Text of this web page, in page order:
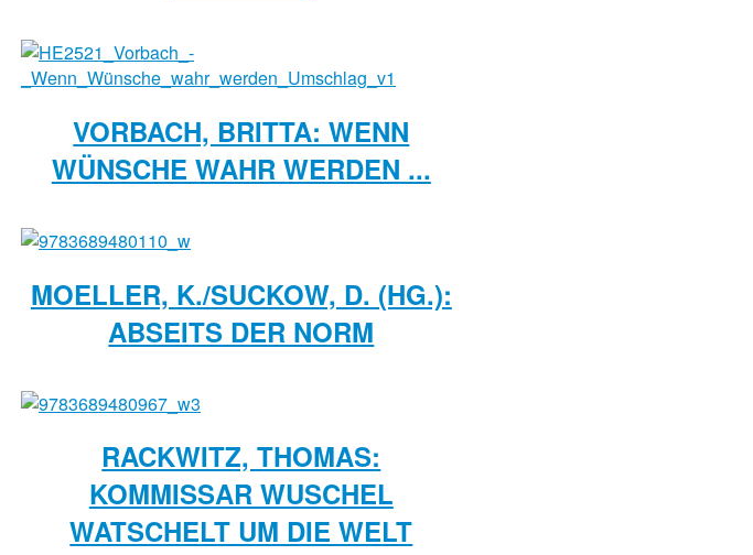
VORBACH, BRITTA: WENN
WÜNSCHE WAHR WERDEN ...
MOELLER, K./SUCKOW, D. (HG.):
ABSEITS DER NORM
RACKWITZ, THOMAS:
KOMMISSAR WUSCHEL
WATSCHELT UM DIE WELT